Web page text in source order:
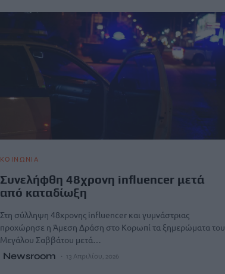
ΚΟΙΝΩΝΙΑ
Συνελήφθη 48χρονη influencer μετά
από καταδίωξη
Στη σύλληψη 48χρονης influencer και γυμνάστριας
προχώρησε η Άμεση Δράση στο Κορωπί τα ξημερώματα του
Μεγάλου Σαββάτου μετά…
Newsroom 13 Απριλίου, 2026